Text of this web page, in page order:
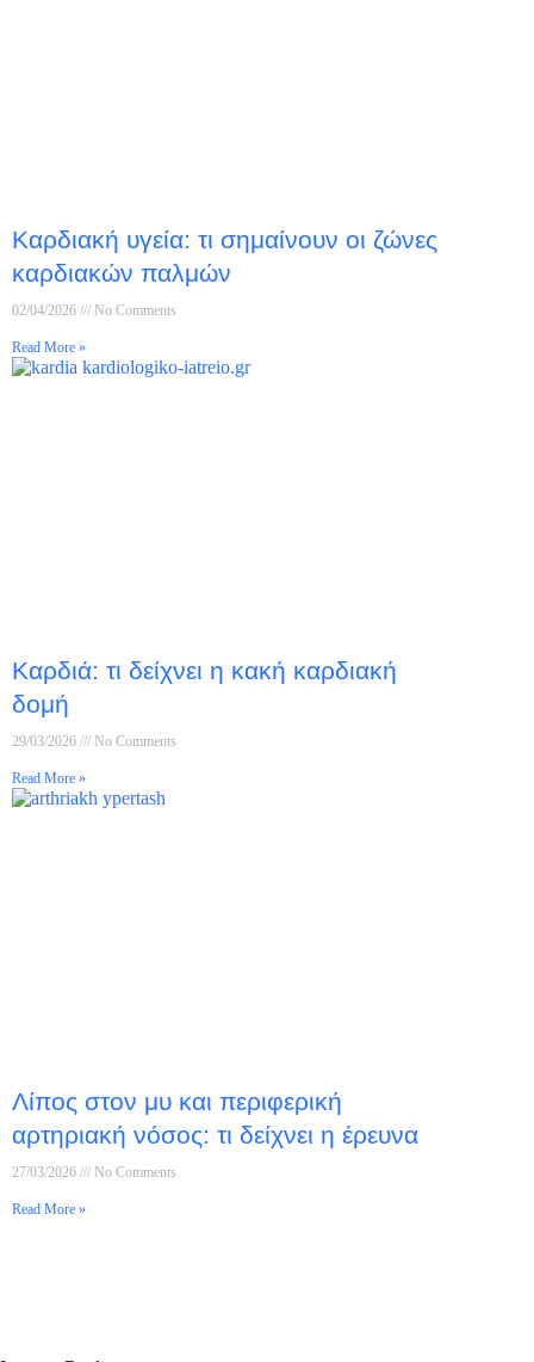
Kαρδιακή υγεία: τι σημαίνουν οι ζώνες
καρδιακών παλμών
02/04/2026 No Comments
Read More »
Καρδιά: τι δείχνει η κακή καρδιακή
δομή
29/03/2026 No Comments
Read More »
Λίπος στον μυ και περιφερική
αρτηριακή νόσος: τι δείχνει η έρευνα
27/03/2026 No Comments
Read More »